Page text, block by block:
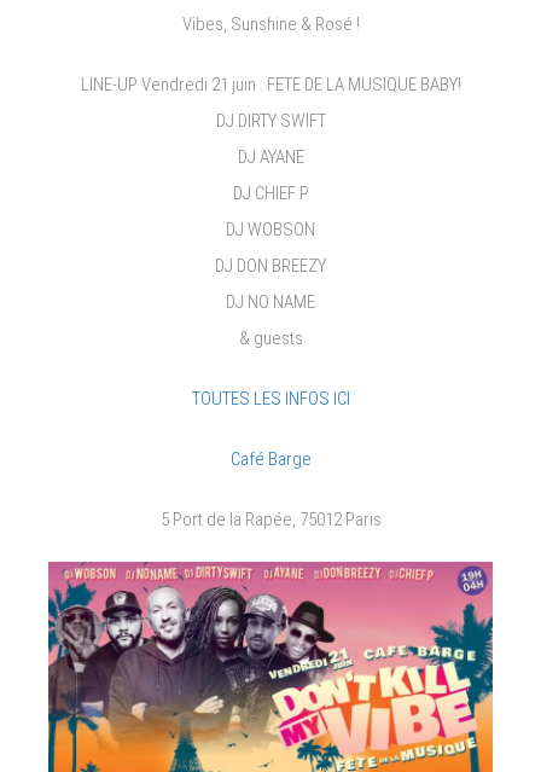
Vibes, Sunshine & Rosé !
LINE-UP Vendredi 21 juin : FETE DE LA MUSIQUE BABY!
DJ DIRTY SWIFT
DJ AYANE
DJ CHIEF P
DJ WOBSON
DJ DON BREEZY
DJ NO NAME
& guests
TOUTES LES INFOS ICI
Café Barge
5 Port de la Rapée, 75012 Paris